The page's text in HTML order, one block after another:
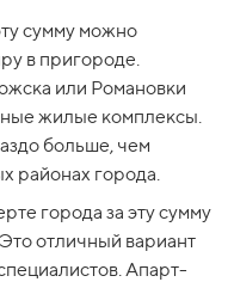
сумму можно
в пригороде.
или Романовки
жилые комплексы.
больше, чем
районах города.
города за эту сумму
отличный вариант
Апарт-